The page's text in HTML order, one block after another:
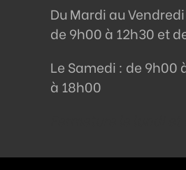
Du Mardi au Vendredi
de 9h00 à 12h30 et
Le Samedi : de 9h00
à 18h00